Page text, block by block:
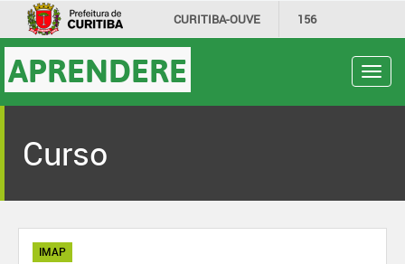
CURITIBA-OUVE 156
SECRETARIAS
APRENDERE
Curso
IMAP